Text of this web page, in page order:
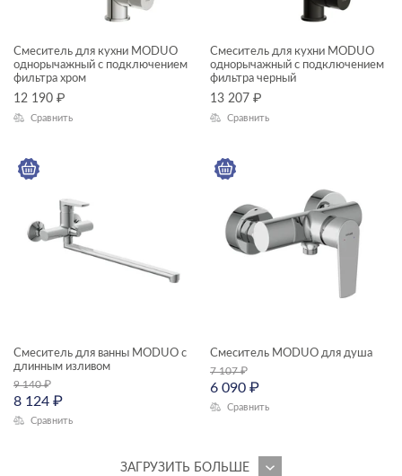
Смеситель для кухни MODUO
однорычажный с подключением
фильтра хром
12 190 ₽
Сравнить
Смеситель для кухни MODUO
однорычажный с подключением
фильтра черный
13 207 ₽
Сравнить
Смеситель для ванны MODUO с
длинным изливом
9 140₽
8 124 ₽
Сравнить
Смеситель MODUO для душа
7 107₽
6 090 ₽
Сравнить
ЗАГРУЗИТЬ БОЛЬШЕ